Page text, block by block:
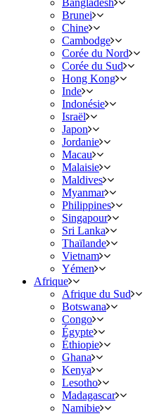
Bangladesh
Brunei
Chine
Cambodge
Corée du Nord
Corée du Sud
Hong Kong
Inde
Indonésie
Israël
Japon
Jordanie
Macau
Malaisie
Maldives
Myanmar
Philippines
Singapour
Sri Lanka
Thaïlande
Vietnam
Yémen
Afrique
Afrique du Sud
Botswana
Congo
Égypte
Éthiopie
Ghana
Kenya
Lesotho
Madagascar
Namibie